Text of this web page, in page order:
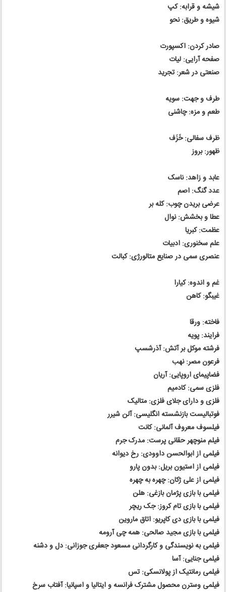
شیشه و قرابه: کپ
شیوه و طریق: نحو
صادر کردن: اکسپورت
صفحه آرایی: لیات
صنعتی در شعر: تجرید
طرف و جهت: سویه
طعم و مزه: چاشنی
ظرف سفالی: خَزَف
ظهور: بروز
عابد و زاهد: ناسک
عدد گنگ: اصم
عرضی بریدن چوب: کله بر
عطا و بخشش: نوال
عظمت: کبریا
علم سخنوری: ادبیات
عنصری سمی در صنایع متالورژی: کبالت
غم و اندوه: کیارا
غیبگو: کاهن
فاخته: ورقا
فرایند: پویه
فرشته موکل بر آتش: آذرشسپ
فرعون مصر: نهب
فضاپیمای اروپایی: آریان
فلزی سمی: کادمیم
فلزی و دارای جلای فلزی: متالیک
فوتبالیست بازنشسته انگلیسی: آلن شیرر
فیلسوف معروف آلمانی: کانت
فیلم منوچهر حقانی پرست: مدرک جرم
فیلمی از ابوالحسن داوودی: رخ دیوانه
فیلمی از استیون بریل: بدون پارو
فیلمی از علی ژکان: چهره به چهره
فیلمی با بازی پژمان بازغی: هلن
فیلمی با بازی تام کروز: جک ریچر
فیلمی با بازی دی کاپریو: اتاق ماروین
فیلمی با بازی مجید صالحی: همه چی آرومه
فیلمی به نویسندگی و کارگردانی مسعود جعفری جوزانی: دل و دشنه
فیلمی جنایی: آسا
فیلمی رمانتیک از پولانسکی: تس
فیلمی وسترن محصول مشترک فرانسه و ایتالیا و اسپانیا: آفتاب سرخ